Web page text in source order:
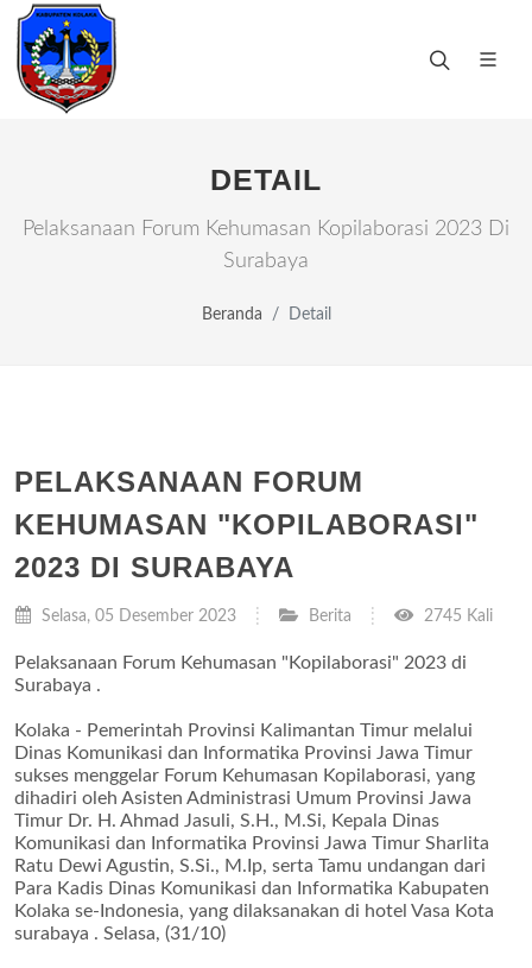
DETAIL
Pelaksanaan Forum Kehumasan Kopilaborasi 2023 Di
Surabaya
Beranda Detail
PELAKSANAAN FORUM
KEHUMASAN "KOPILABORASI"
2023 DI SURABAYA
Selasa, 05 Desember 2023 Berita 2745 Kali
Pelaksanaan Forum Kehumasan "Kopilaborasi" 2023 di
Surabaya .
Kolaka - Pemerintah Provinsi Kalimantan Timur melalui
Dinas Komunikasi dan Informatika Provinsi Jawa Timur
sukses menggelar Forum Kehumasan Kopilaborasi, yang
dihadiri oleh Asisten Administrasi Umum Provinsi Jawa
Timur Dr. H. Ahmad Jasuli, S.H., M.Si, Kepala Dinas
Komunikasi dan Informatika Provinsi Jawa Timur Sharlita
Ratu Dewi Agustin, S.Si., M.Ip, serta Tamu undangan dari
Para Kadis Dinas Komunikasi dan Informatika Kabupaten
Kolaka se-Indonesia, yang dilaksanakan di hotel Vasa Kota
surabaya . Selasa, (31/10)